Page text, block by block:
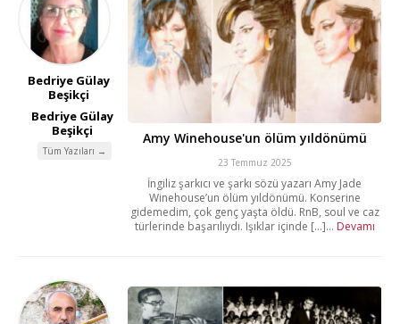
Bedriye Gülay
Beşikçi
Bedriye Gülay
Beşikçi
Tüm Yazıları →
Amy Winehouse'un ölüm yıldönümü
23 Temmuz 2025
İngiliz şarkıcı ve şarkı sözü yazarı Amy Jade
Winehouse’un ölüm yıldönümü. Konserine
gidemedim, çok genç yaşta öldü. RnB, soul ve caz
türlerinde başarılıydı. Işıklar içinde [...]... Devamı